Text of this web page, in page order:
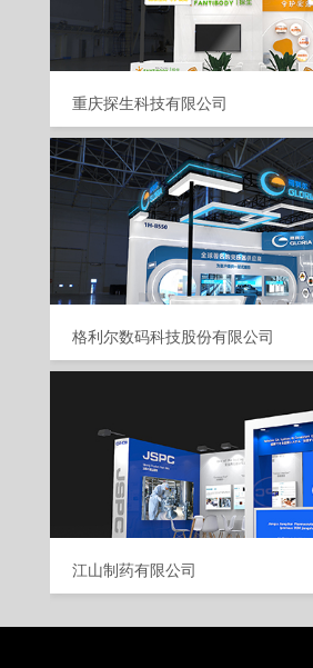
重庆探生科技有限公司
格利尔数码科技股份有限公司
江山制药有限公司